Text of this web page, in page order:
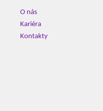
O nás
Kariéra
Kontakty